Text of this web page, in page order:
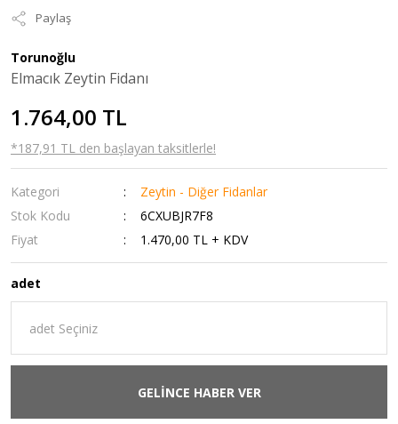
Paylaş
Torunoğlu
Elmacık Zeytin Fidanı
1.764,00 TL
*187,91 TL den başlayan taksitlerle!
Kategori
Zeytin - Diğer Fidanlar
Stok Kodu
6CXUBJR7F8
Fiyat
1.470,00 TL + KDV
adet
GELİNCE HABER VER